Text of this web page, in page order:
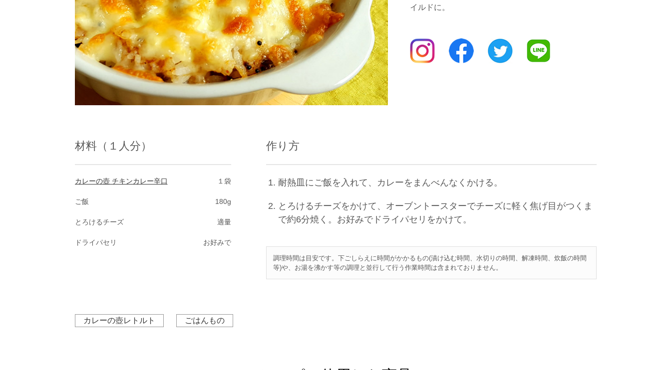
イルドに。
材料（１人分）
カレーの壺 チキンカレー辛口 １袋
ご飯 180g
とろけるチーズ 適量
ドライパセリ お好みで
作り方
耐熱皿にご飯を入れて、カレーをまんべんなくかける。
とろけるチーズをかけて、オーブントースターでチーズに軽く焦げ目がつくま
で約6分焼く。お好みでドライパセリをかけて。
調理時間は目安です。下ごしらえに時間がかかるもの(漬け込む時間、水切りの時間、解凍時間、炊飯の時間
等)や、お湯を沸かす等の調理と並行して行う作業時間は含まれておりません。
カレーの壺レトルト ごはんもの